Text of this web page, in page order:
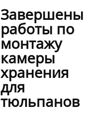
Завершены
работы по
монтажу
камеры
хранения
для
тюльпанов